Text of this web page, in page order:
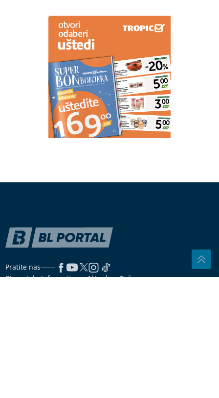
(VIDEO,FOTO)Ukupno osmoro mrtvih: Učenik (14)
ubio babu i djeda prije masakra u školi
(FOTO)Na ovo smo dugo čekali:
Poznato koji će datum odsvirati KRAJ
VELIKIM VRUĆINAMA, a evo šta nas